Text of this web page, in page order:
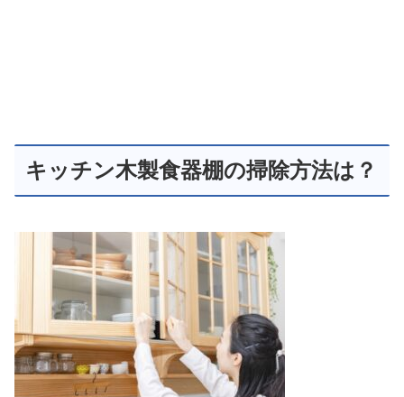
キッチン木製食器棚の掃除方法は？